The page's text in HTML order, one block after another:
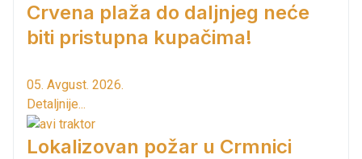
Crvena plaža do daljnjeg neće
biti pristupna kupačima!
05. Avgust. 2026.
Detaljnije...
Lokalizovan požar u Crmnici